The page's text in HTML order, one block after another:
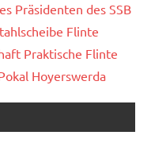
Präsidenten des SSB
Flinte
Praktische Flinte
Hoyerswerda